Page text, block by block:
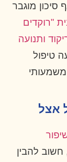
סיכון מוגבר
"רוקדים
ותנועה
טיפול
משמעותי
אצל
להבין